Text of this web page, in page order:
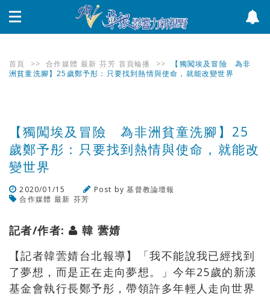
首頁 >> 合作媒體 最新 芬芳 首頁輪播 >>
【獨闖埃及冒險 為非
洲貧童洗腳】25歲鄭予彤：只要找到熱情與使命，就能改變世界
【獨闖埃及冒險 為非洲貧童洗腳】25
歲鄭予彤：只要找到熱情與使命，就能改
變世界
2020/01/15 Post by基督教論壇報
合作媒體 最新 芬芳
記者/作者:
韓 蕓婧
【記者韓蕓婧台北報導】「我不能說我已經找到
了夢想，而是正在走向夢想。」今年25歲的新漾
基金會執行長鄭予彤，帶領許多年輕人走向世界